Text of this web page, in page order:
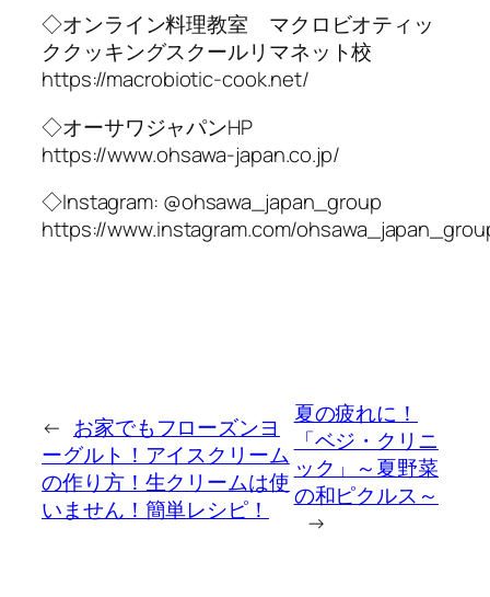
◇オンライン料理教室 マクロビオティッ
ククッキングスクールリマネット校
https://macrobiotic-cook.net/
◇オーサワジャパンHP
https://www.ohsawa-japan.co.jp/
◇Instagram: @ohsawa_japan_group
https://www.instagram.com/
← お家でもフローズンヨ
ーグルト！アイスクリーム
の作り方！生クリームは使
いません！簡単レシピ！
夏の疲れに！
「ベジ・クリニ
ック」～夏野菜
の和ピクルス～
→